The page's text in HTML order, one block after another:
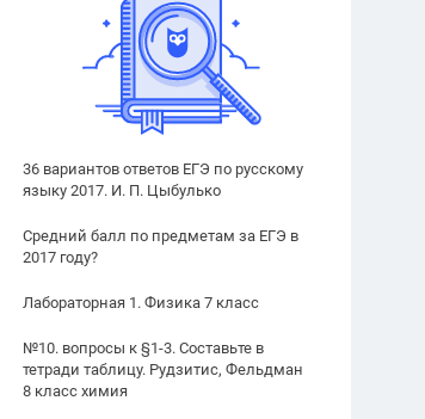
36 вариантов ответов ЕГЭ по русскому
языку 2017. И. П. Цыбулько
Средний балл по предметам за ЕГЭ в
2017 году?
Лабораторная 1. Физика 7 класс
№10. вопросы к §1-3. Составьте в
тетради таблицу. Рудзитис, Фельдман
8 класс химия